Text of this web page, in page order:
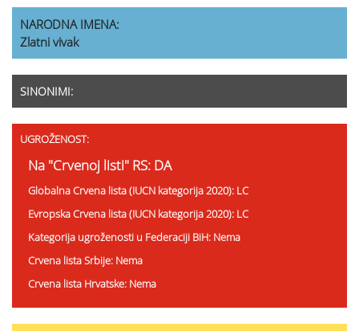
NARODNA IMENA:
Zlatni vivak
SINONIMI:
UGROŽENOST:
Na "Crvenoj listi" RS: DA
Globalna Crvena lista (IUCN kategorija 2020): LC
Evropska Crvena lista (IUCN kategorija 2020): LC
Kategorija ugroženosti u Federaciji BiH: Nema
Crvena lista Srbije: Nema
Crvena lista Hrvatske: Nema